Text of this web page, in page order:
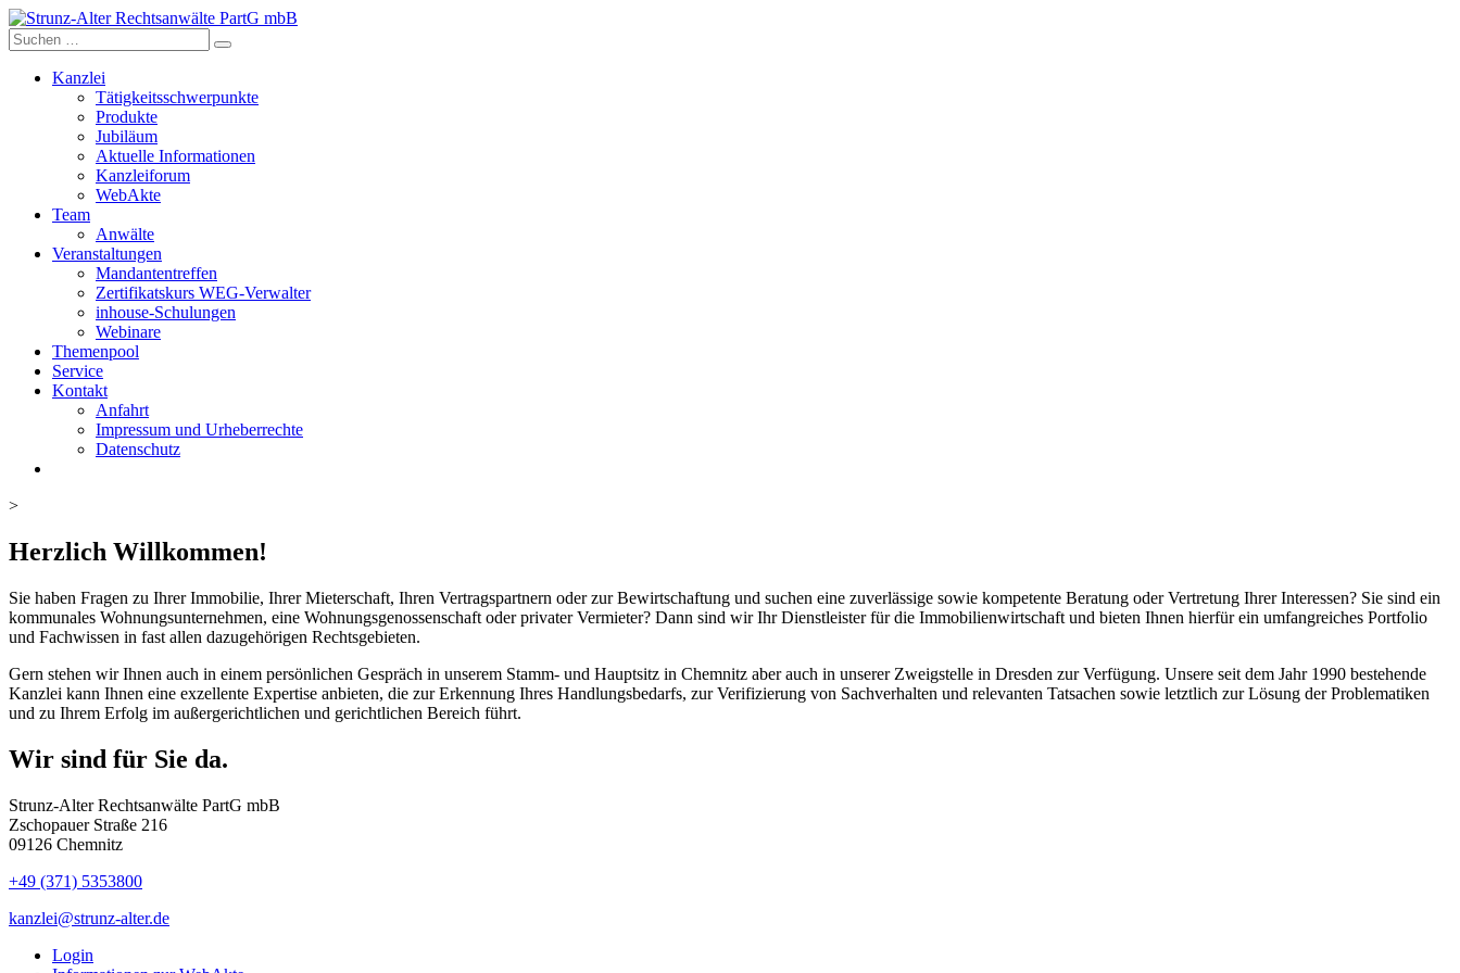
Skip
to
content
Kanzlei
Tätigkeitsschwerpunkte
Produkte
Jubiläum
Aktuelle Informationen
Kanzleiforum
WebAkte
Team
Anwälte
Veranstaltungen
Mandantentreffen
Zertifikatskurs WEG-Verwalter
inhouse-Schulungen
Webinare
Themenpool
Service
Kontakt
Anfahrt
Impressum und Urheberrechte
Datenschutz
>
Herzlich Willkommen!
Sie haben Fragen zu Ihrer Immobilie, Ihrer Mieterschaft, Ihren Vertragspartnern oder zur Bewirtschaftung und suchen eine zuverlässige sowie kompetente Beratung oder Vertretung Ihrer Interessen? Sie sind ein
kommunales Wohnungsunternehmen, eine Wohnungsgenossenschaft oder privater Vermieter? Dann sind wir Ihr Dienstleister für die Immobilienwirtschaft und bieten Ihnen hierfür ein umfangreiches Portfolio
und Fachwissen in fast allen dazugehörigen Rechtsgebieten.
Gern stehen wir Ihnen auch in einem persönlichen Gespräch in unserem Stamm- und Hauptsitz in Chemnitz aber auch in unserer Zweigstelle in Dresden zur Verfügung. Unsere seit dem Jahr 1990 bestehende
Kanzlei kann Ihnen eine exzellente Expertise anbieten, die zur Erkennung Ihres Handlungsbedarfs, zur Verifizierung von Sachverhalten und relevanten Tatsachen sowie letztlich zur Lösung der Problematiken
und zu Ihrem Erfolg im außergerichtlichen und gerichtlichen Bereich führt.
Wir sind für Sie da.
Strunz-Alter Rechtsanwälte PartG mbB
Zschopauer Straße 216
09126 Chemnitz
+49 (371) 5353800
kanzlei@strunz-alter.de
Login